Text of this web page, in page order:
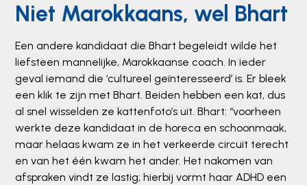
Niet Marokkaans, wel Bhart
Een andere kandidaat die Bhart begeleidt wilde het
liefsteen mannelijke, Marokkaanse coach. In ieder
geval iemand die ‘cultureel geïnteresseerd’ is. Er bleek
een klik te zijn met Bhart. Beiden hebben een kat, dus
al snel wisselden ze kattenfoto’s uit. Bhart: “voorheen
werkte deze kandidaat in de horeca en schoonmaak,
maar helaas kwam ze in het verkeerde circuit terecht
en van het één kwam het ander. Het nakomen van
afspraken vindt ze lastig; hierbij vormt haar ADHD een